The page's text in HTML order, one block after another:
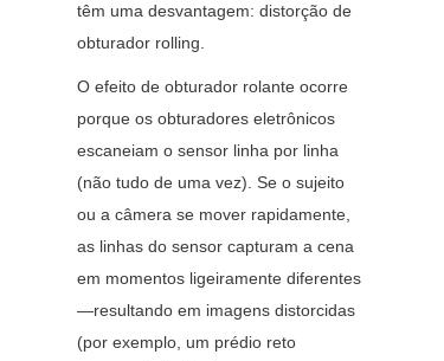
têm uma desvantagem: distorção de
obturador rolling.
O efeito de obturador rolante ocorre
porque os obturadores eletrônicos
escaneiam o sensor linha por linha
(não tudo de uma vez). Se o sujeito
ou a câmera se mover rapidamente,
as linhas do sensor capturam a cena
em momentos ligeiramente diferentes
—resultando em imagens distorcidas
(por exemplo, um prédio reto